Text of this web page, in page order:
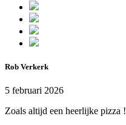
Rob Verkerk
5 februari 2026
Zoals altijd een heerlijke pizza !